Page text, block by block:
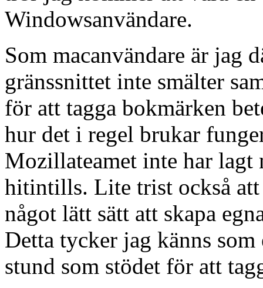
Windowsanvändare.
Som macanvändare är jag
gränssnittet inte smälter
för att tagga bokmärken
hur det i regel brukar
Mozillateamet inte har lagt
hitintills. Lite trist också
något lätt sätt att skapa
Detta tycker jag känns
stund som stödet för att